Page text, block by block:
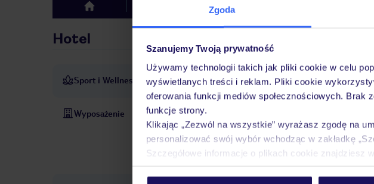
Zgoda
Szanujemy Twoją prywatność
Używamy technologii takich jak pliki cookie w celu
wyświetlanych treści i reklam. Pliki cookie
oferowania funkcji mediów społecznościowych. Brak
funkcje strony.
Klikając „Zezwól na wszystkie” wyrażasz zgodę na
personalizować swój wybór wchodząc w zakładkę
Szczegółowe informacje o plikach cookie znajdziesz w
top
Hotel
Sport i Wellness Wypożyczalnia rowerów
Wyposażenie Recepcja czynna całą dobę
12:00:00
Rok otwarcia hotelu: 1920 Sejf hotelowy
1992
Winda Liczba wind: 1 Łączna liczba pięter: 6
American Express, Diners Club, EC Maestro, Mastercard,